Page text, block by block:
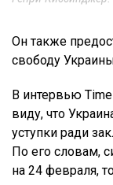
Он также
свободу
В интервью
виду, что
уступки ради
По его словам,
на 24 февраля,